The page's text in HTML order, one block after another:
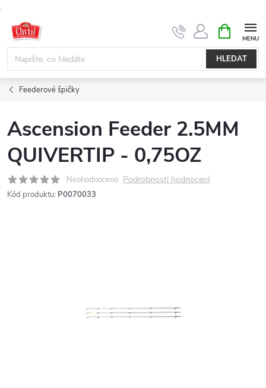
.
obsah
HLEDAT
NÁKUPNÍ
KOŠÍK
Feederové špičky
Ascension Feeder 2.5MM
QUIVERTIP - 0,75OZ
Neohodnoceno Podrobnosti hodnocení
Kód produktu: P0070033